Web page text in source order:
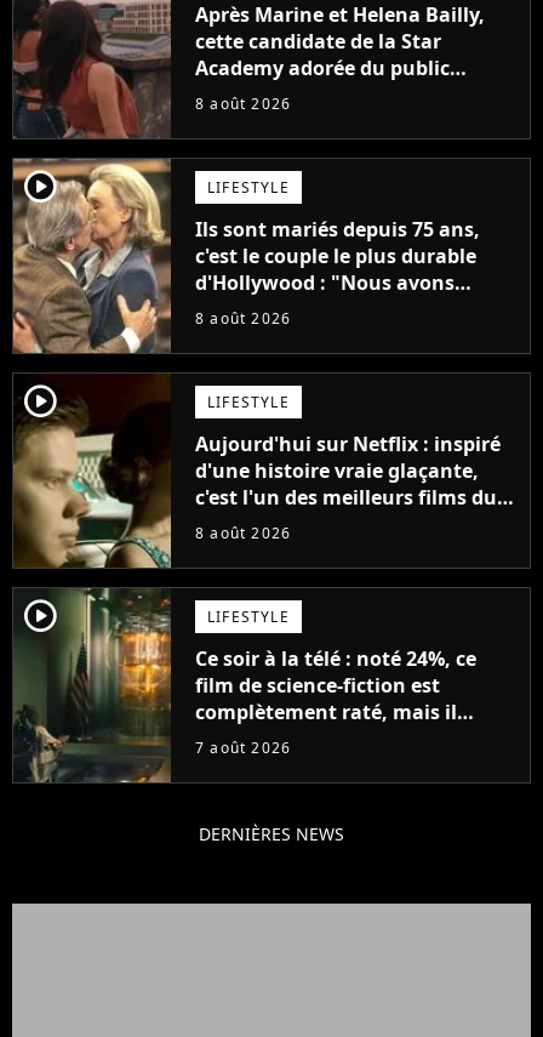
Après Marine et Helena Bailly,
cette candidate de la Star
Academy adorée du public
annonce son premier album,
8 août 2026
player2 LIFESTYLE
Ils sont mariés depuis 75 ans,
c'est le couple le plus durable
d'Hollywood : "Nous avons
avancé jour après jour, et les
décennies"
8 août 2026
player2 LIFESTYLE
Aujourd'hui sur Netflix : inspiré
d'une histoire vraie glaçante,
c'est l'un des meilleurs films du
21ème siècle
8 août 2026
player2 LIFESTYLE
Ce soir à la télé : noté 24%, ce
film de science-fiction est
complètement raté, mais il
aurait pu être encore pire à
7 août 2026
DERNIÈRES NEWS